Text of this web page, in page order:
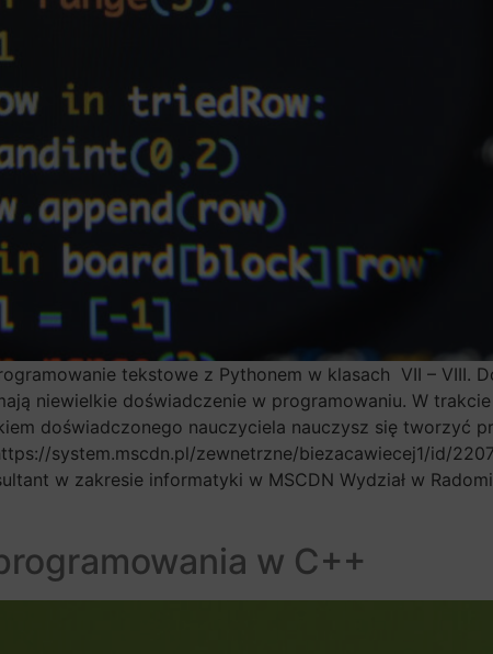
tekstowe z Pythonem w klasach VII – VIII.
niewielkie doświadczenie w programowaniu. W
doświadczonego nauczyciela nauczysz się tworzyć
system.mscdn.pl/zewnetrzne/biezacawiecej1/id/
w zakresie informatyki w MSCDN Wydział w
w C++